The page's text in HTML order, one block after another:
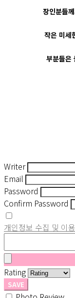
장인분들
작은 미세
부분들은
Writer
Email
Password
Confirm Password
개인정보 수집 및 이용
Rating
SAVE